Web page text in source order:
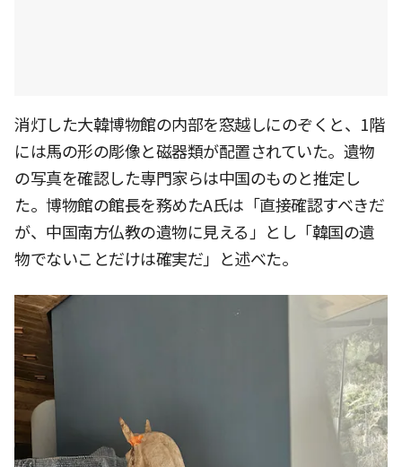
消灯した大韓博物館の内部を窓越しにのぞくと、1階
には馬の形の彫像と磁器類が配置されていた。遺物
の写真を確認した専門家らは中国のものと推定し
た。博物館の館長を務めたA氏は「直接確認すべきだ
が、中国南方仏教の遺物に見える」とし「韓国の遺
物でないことだけは確実だ」と述べた。